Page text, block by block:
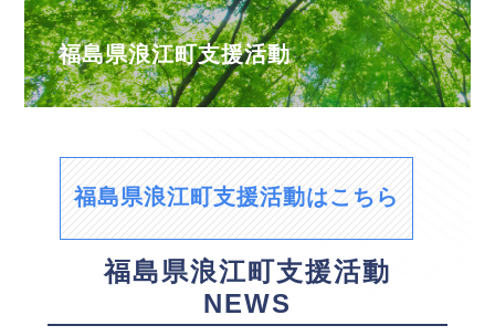
福島県浪江町支援活動
福島県浪江町支援活動はこちら
福島県浪江町支援活動
NEWS